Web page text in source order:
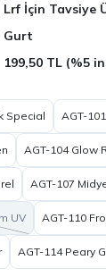
Lrf İçin Tavsiye
Gurt
199,50 TL (%5
Special AGT-
AGT-104 Glow
AGT-107
UV AGT-110
AGT-114 Peary